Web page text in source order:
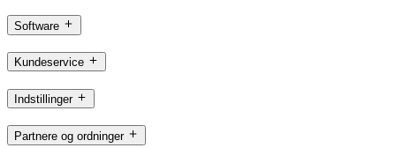
Software
Kundeservice
Indstillinger
Partnere og ordninger